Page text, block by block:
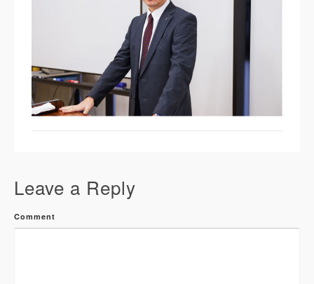
Leave a Reply
Comment